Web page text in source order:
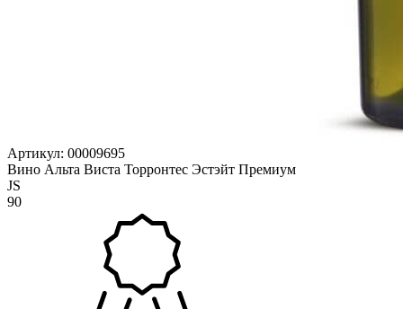
Артикул: 00009695
Вино Альта Виста Торронтес Эстэйт Премиум
JS
90